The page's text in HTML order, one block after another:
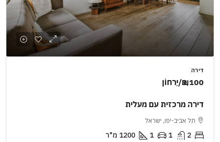
דירה
₪3,100/יַרחוֹן
דירה מרכזית עם מעלית
תל אביב-יפו, ישראל
2
1
1
1200 מ"ר